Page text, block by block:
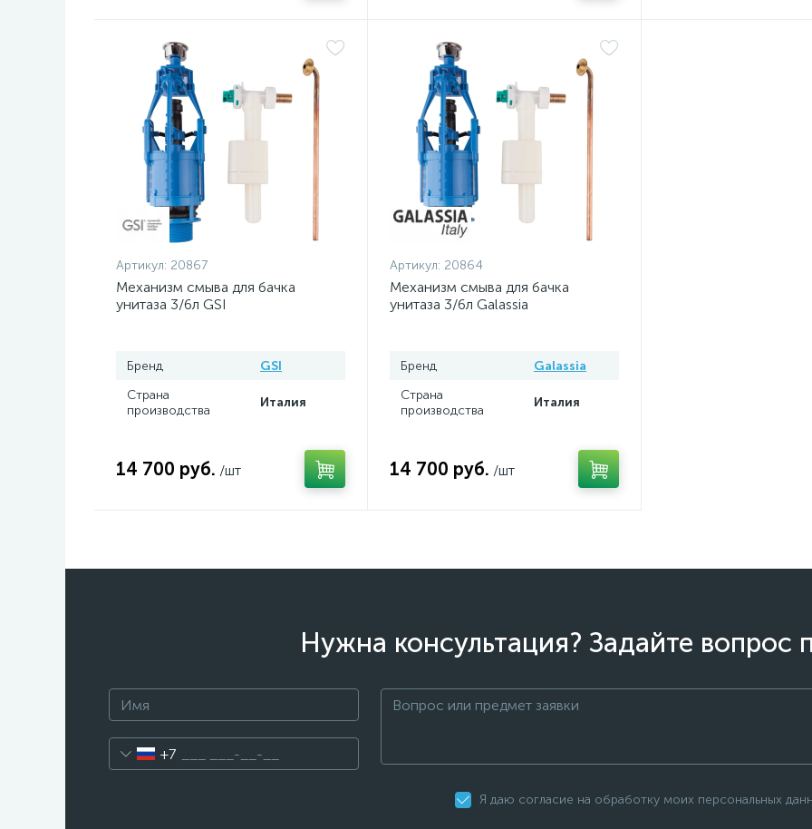
Артикул: 20867
Механизм смыва для бачка
унитаза 3/6л GSI
Бренд
GSI
Страна
производства
Италия
14 700 руб. /шт
Артикул: 20864
Механизм смыва для бачка
унитаза 3/6л Galassia
Бренд
Galassia
Страна
производства
Италия
14 700 руб. /шт
Нужна консультация? Задайте вопрос
+7
Я даю согласие на обработку моих персональных